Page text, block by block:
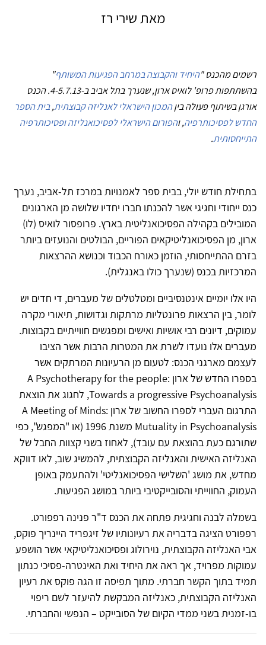
מאת שירי רז
רשמים מהכנס "היחיד והקבוצה במרחב הפגיעוּת המשותף"
בהשתתפות פרופ' לואיס ארון, שנערך בתל אביב ב-4-5.7.13. הכנס
אורגן בשיתוף פעולה ביןהמכון הישראלי לאנליזה קבוצתית,בית הספר
החדש לפסיכותרפיה, והפורום הישראלי לפסיכואנליזה ופסיכותרפיה
התייחסותית.
בתחילת חודש יולי, בבית ספר לאמנויות במרכז תל-אביב, נערך
כנס ייחודי וחגיגי אשר להכנתו חברו יחדיו שלושה מן הארגונים
המובילים בקהילה הפסיכואנליטית בארץ. פרופסור לואיס (לו)
ארון, מן הפסיכואנליטיקאים הפוריים, הבולטים והנועזים ביותר
בזרם ההתייחסותי, הוזמן כאורח הכבוד וכנושא ההרצאות
המרכזיות בכנס (שנערך כולו באנגלית).
היו אלו יומיים אינטנסיביים ומטלטלים של מעברים, די חדים יש
לומר, בין הרצאות פרונטליות מרתקות וגדושות, תיאורי מקרה
עמוקים, דיונים רבי אושיות ואישים ומפגשים חווייתיים בקבוצות.
מעברים אלו נועדו לשרת את המטרות הרבות אשר הציבו
לעצמם מארגני הכנס: לטעום מן הרעיונות המרתקים אשר
בספרו החדש של ארון A Psychotherapy for the people:
Towards a progressive Psychoanalysis, לחגוג את הוצאת
התרגום העברי לספרו החשוב של ארון A Meeting of Minds:
Mutuality in Psychoanalysis משנת 1996 (או "המפגש", כפי
שתורגם כעת בהוצאת עם עובד), לאחוז בשני קצוות החבל של
האנליזה האישית והאנליזה הקבוצתית, להמשיג שוב, לאו דווקא
מחדש, את מושג 'השלישי הפסיכואנליטי' ולהתעמק באופן
העמוק, החווייתי והסובייקטיבי ביותר במושג הפגיעוּת.
בשמלה לבנה וחגיגית פתחה את הכנס ד"ר פנינה רפפורט.
רפפורט הציגה בדבריה את רעיונותיו של זיגפריד היינריך פוקס,
אבי האנליזה הקבוצתית, נוירולוג ופסיכואנליטיקאי אשר הושפע
עמוקות מפרויד, אך ראה את היחיד ואת האינטרה-פסיכי כנתון
תמיד בתוך הקשר חברתי. מתוך תפיסה זו הגה פוקס את רעיון
האנליזה הקבוצתית, כאנליזה המבקשת להיעזר לשם ריפוי
בו-זמנית בשני ממדי הקיום של הסובייקט – הנפשי והחברתי.